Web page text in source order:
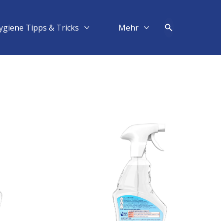
Tipps & Tricks
Mehr Hygiene Tipps & Tricks
Mehr​
Mehr Mehr​